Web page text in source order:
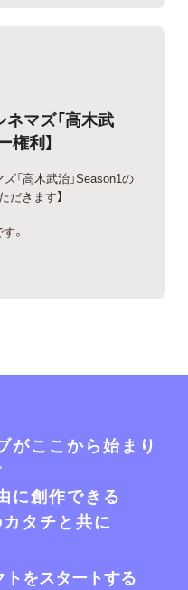
ネマズ「高木武
権利】
「高木武治」Season1の
だきます】
。
がここから始まり
に創作できる
タチと共に
をスタートする